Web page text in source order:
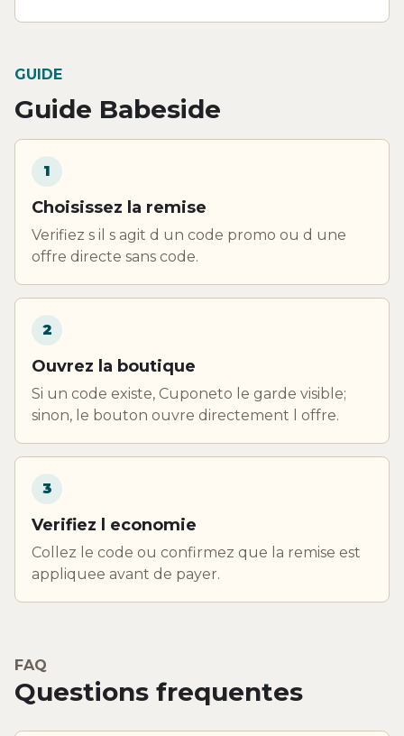
GUIDE
Guide Babeside
1
Choisissez la remise
Verifiez s il s agit d un code promo ou d une
offre directe sans code.
2
Ouvrez la boutique
Si un code existe, Cuponeto le garde visible;
sinon, le bouton ouvre directement l offre.
3
Verifiez l economie
Collez le code ou confirmez que la remise est
appliquee avant de payer.
FAQ
Questions frequentes